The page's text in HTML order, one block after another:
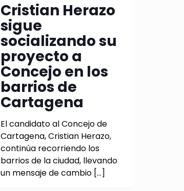
Cristian Herazo
sigue
socializando su
proyecto a
Concejo en los
barrios de
Cartagena
El candidato al Concejo de
Cartagena, Cristian Herazo,
continúa recorriendo los
barrios de la ciudad, llevando
un mensaje de cambio[…]